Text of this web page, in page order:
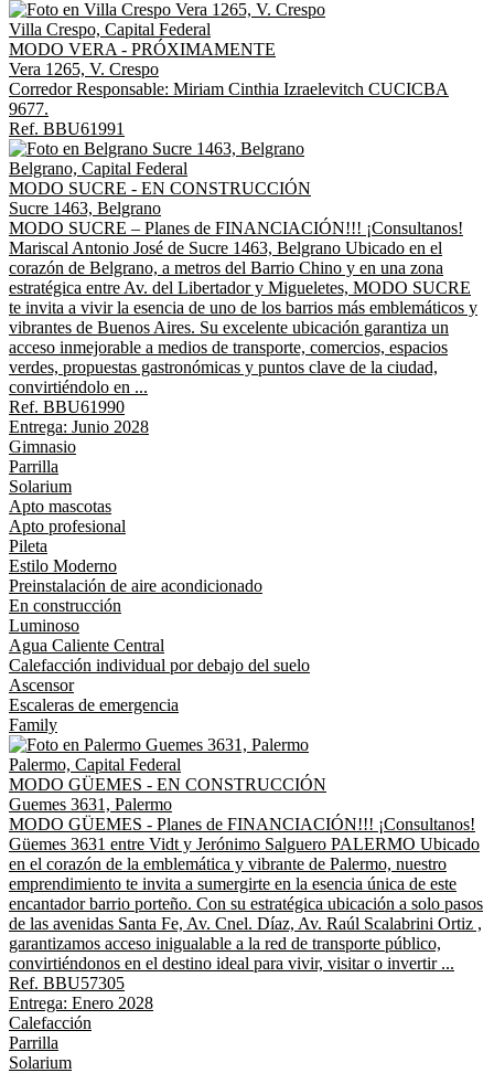
Villa Crespo, Capital Federal
MODO VERA - PRÓXIMAMENTE
Vera 1265, V. Crespo
Corredor Responsable: Miriam Cinthia Izraelevitch CUCICBA
9677.
Ref. BBU61991
Belgrano, Capital Federal
MODO SUCRE - EN CONSTRUCCIÓN
Sucre 1463, Belgrano
MODO SUCRE – Planes de FINANCIACIÓN!!! ¡Consultanos!
Mariscal Antonio José de Sucre 1463, Belgrano Ubicado en el
corazón de Belgrano, a metros del Barrio Chino y en una zona
estratégica entre Av. del Libertador y Migueletes, MODO SUCRE
te invita a vivir la esencia de uno de los barrios más emblemáticos y
vibrantes de Buenos Aires. Su excelente ubicación garantiza un
acceso inmejorable a medios de transporte, comercios, espacios
verdes, propuestas gastronómicas y puntos clave de la ciudad,
convirtiéndolo en ...
Ref. BBU61990
Entrega: Junio 2028
Gimnasio
Parrilla
Solarium
Apto mascotas
Apto profesional
Pileta
Estilo Moderno
Preinstalación de aire acondicionado
En construcción
Luminoso
Agua Caliente Central
Calefacción individual por debajo del suelo
Ascensor
Escaleras de emergencia
Family
Palermo, Capital Federal
MODO GÜEMES - EN CONSTRUCCIÓN
Guemes 3631, Palermo
MODO GÜEMES - Planes de FINANCIACIÓN!!! ¡Consultanos!
Güemes 3631 entre Vidt y Jerónimo Salguero PALERMO Ubicado
en el corazón de la emblemática y vibrante de Palermo, nuestro
emprendimiento te invita a sumergirte en la esencia única de este
encantador barrio porteño. Con su estratégica ubicación a solo pasos
de las avenidas Santa Fe, Av. Cnel. Díaz, Av. Raúl Scalabrini Ortiz ,
garantizamos acceso inigualable a la red de transporte público,
convirtiéndonos en el destino ideal para vivir, visitar o invertir ...
Ref. BBU57305
Entrega: Enero 2028
Calefacción
Parrilla
Solarium